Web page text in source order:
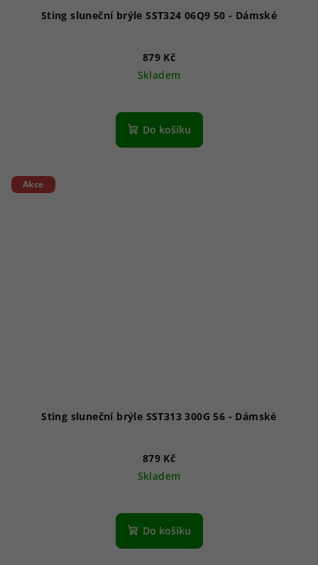
Sting sluneční brýle SST324 06Q9 50 - Dámské
879 Kč
Skladem
Do košíku
Akce
Sting sluneční brýle SST313 300G 56 - Dámské
879 Kč
Skladem
Do košíku